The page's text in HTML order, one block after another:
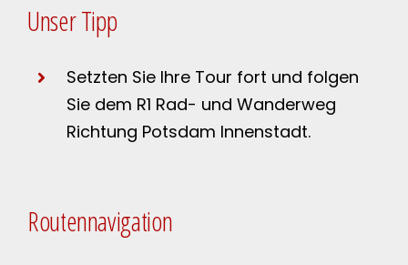
Unser Tipp
Setzten Sie Ihre Tour fort und folgen
Sie dem R1 Rad- und Wanderweg
Richtung Potsdam Innenstadt.
Routennavigation